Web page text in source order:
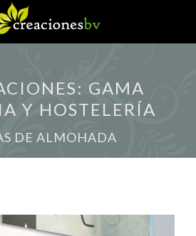
GAMA
Y HOSTELERÍA
DE ALMOHADA